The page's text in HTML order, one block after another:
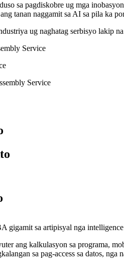
sa pagdiskobre ug mga
tanan naggamit sa AI sa pila ka
ug naghatag serbisyo lakip
Service
Service
gigamit sa artipisyal nga
ang kalkulasyon sa programa,
sa pag-access sa datos,